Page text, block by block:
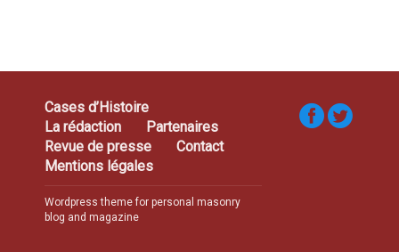
Cases d’Histoire
La rédaction
Partenaires
Revue de presse
Contact
Mentions légales
Wordpress theme for personal masonry
blog and magazine